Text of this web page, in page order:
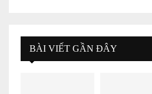
BÀI VIẾT GẦN ĐÂY